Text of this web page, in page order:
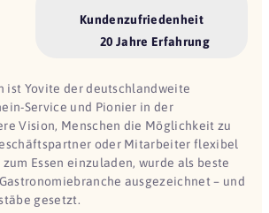
Kundenzufriedenheit
20 Jahre Erfahrung
ist Yovite der deutschlandweite
Service und Pionier in der
Vision, Menschen die Möglichkeit zu
oder Mitarbeiter flexibel
Essen einzuladen, wurde als beste
ausgezeichnet – und
gesetzt.